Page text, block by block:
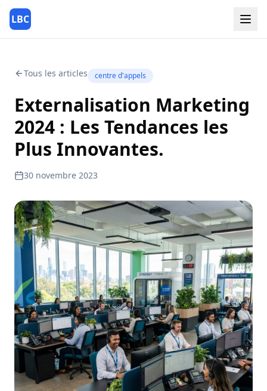
LBC
Tous les articles centre d'appels
Externalisation Marketing
2024 : Les Tendances les
Plus Innovantes.
30 novembre 2023